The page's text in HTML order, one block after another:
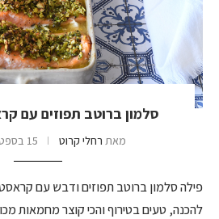
סלמון ברוטב תפוזים עם
מאת רחלי קרוט 15 בספטמבר 2022
פילה סלמון ברוטב תפוזים ודבש עם
להכנה, טעים בטירוף והכי קוצר מחמאות